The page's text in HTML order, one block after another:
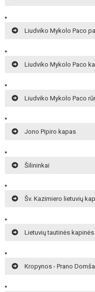
Liudviko Mykolo Paco
Liudviko Mykolo Paco
Liudviko Mykolo Paco
Jono Pipiro kapas
Šilininkai
Šv. Kazimiero lietuvių
Lietuvių tautinės
Kropynos - Prano